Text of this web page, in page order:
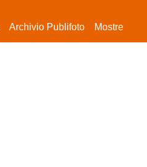
Archivio Publifoto Mostre